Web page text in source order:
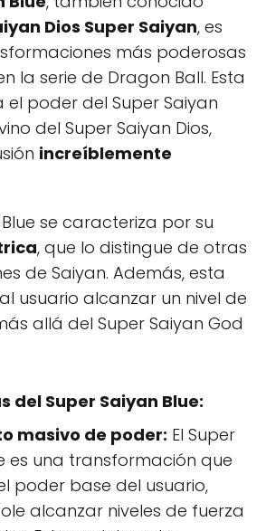
Dios Super Saiyan, es
más poderosas
la serie de Dragon Ball. Esta
poder del Super Saiyan
del Super Saiyan Dios,
increíblemente
Blue se caracteriza por su
, que lo distingue de otras
de Saiyan. Además, esta
usuario alcanzar un nivel de
allá del Super Saiyan God
del Super Saiyan Blue:
masivo de poder: El Super
es una transformación que
poder base del usuario,
alcanzar niveles de fuerza